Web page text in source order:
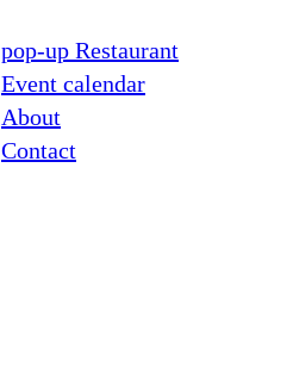
pop-up Restaurant
Event calendar
About
Contact